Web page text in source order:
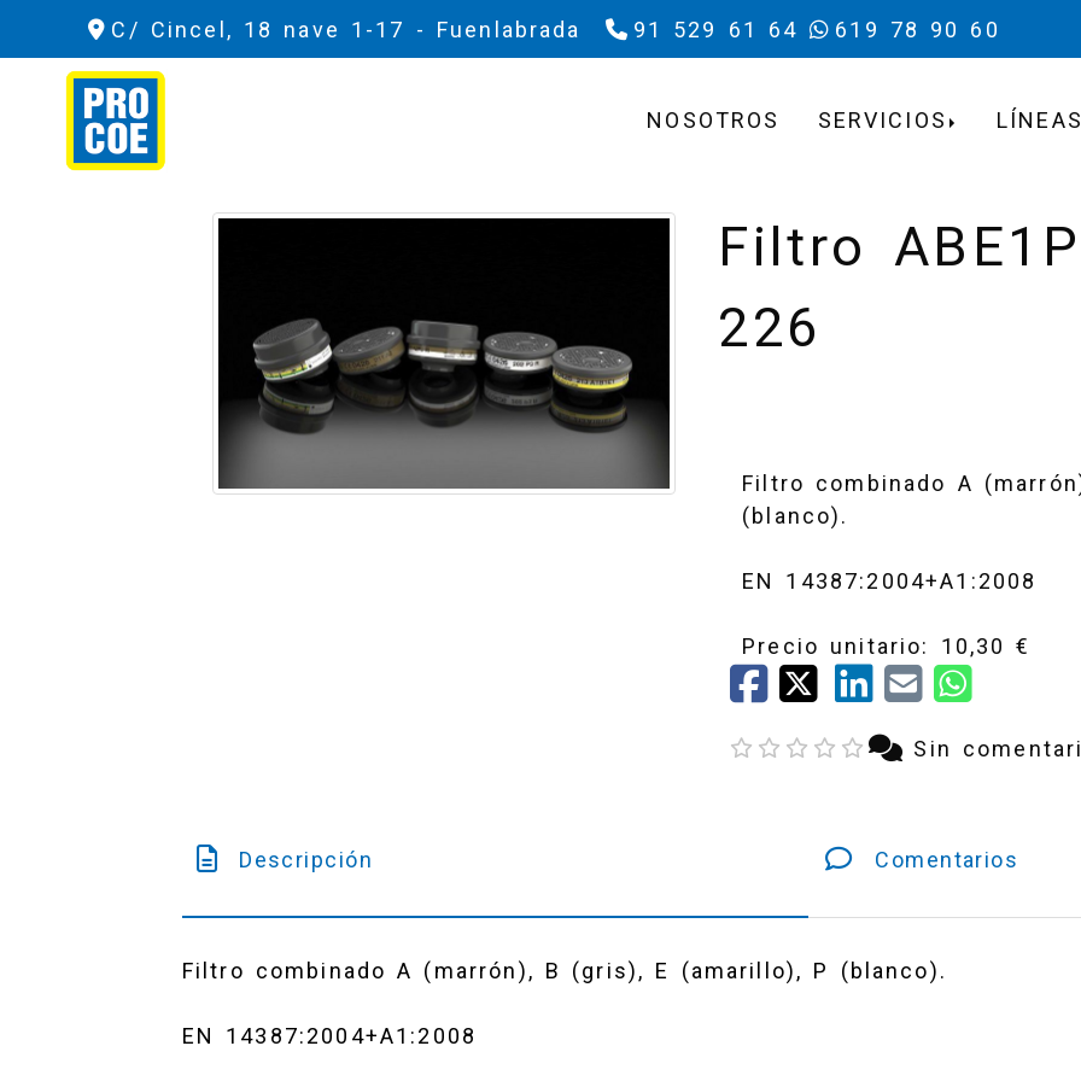
C/ Cincel, 18 nave 1-17 - Fuenlabrada 91 529 61 64 619 78 90 60
NOSOTROS SERVICIOS
Filtro
226
Filtro combinado A
(blanco).
EN 14387:2004+A1:2008
Precio unitario: 10,30 €
Sin
Descripción Comentarios
Filtro combinado A (marrón), B (gris), E (amarillo), P (blanco).
EN 14387:2004+A1:2008